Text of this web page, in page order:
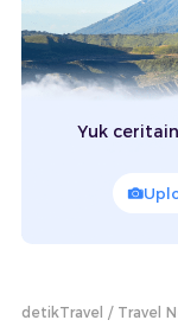
Yuk
detikTravel Travel